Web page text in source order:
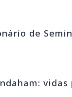
de
vidas